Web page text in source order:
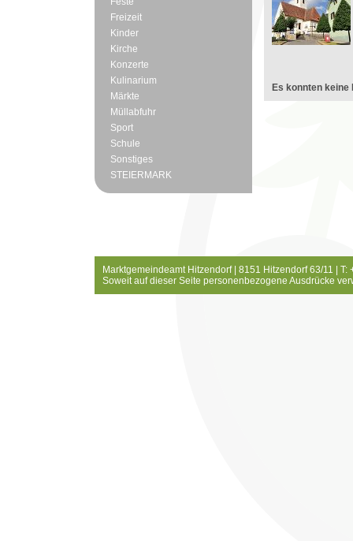
Freizeit
Kinder
Kirche
Konzerte
Kulinarium
Märkte
Müllabfuhr
Sport
Schule
Sonstiges
STEIERMARK
Es konnten keine
Marktgemeindeamt Hitzendorf | 8151 Hitzendorf 63/11 |
Soweit auf dieser Seite personenbezogene Ausdrücke